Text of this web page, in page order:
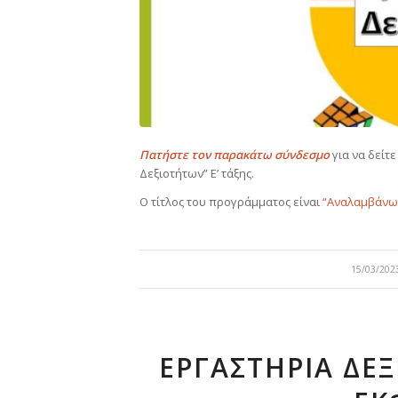
Πατήστε τον παρακάτω σύνδεσμογια να
Δεξιοτήτων” Ε’ τάξης.
Ο τίτλος του προγράμματος είναι“Αναλαμβάνω
15/03/
/
ΕΡΓΑΣΤΉΡΙΑ